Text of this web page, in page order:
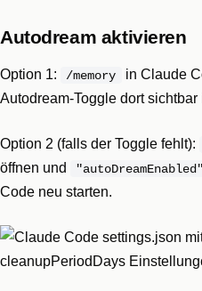
Autodream aktivieren
Option 1: /memory
in Claude
Autodream-Toggle dort
Option 2 (falls der Toggle fehlt):
öffnen und
Code neu starten.